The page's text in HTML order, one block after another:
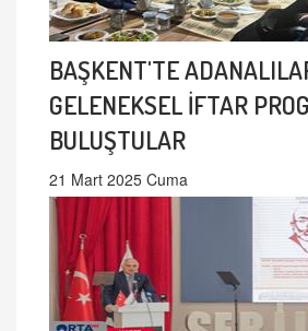
BAŞKENT'TE
GELENEKSEL İFTAR
BULUŞTULAR
21 Mart 2025 Cuma